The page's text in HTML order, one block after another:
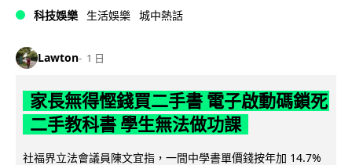
科技娛樂 生活娛樂 城中熱話
Lawton 1 日
家長無得慳錢買二手書 電子啟動碼鎖死
二手教科書 學生無法做功課
社福界立法會議員陳文宜指，一間中學書單價錢按年加 14.7%